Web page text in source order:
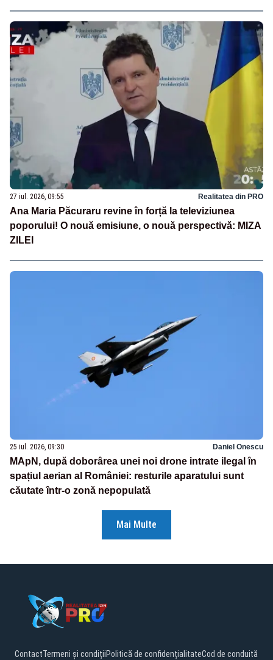
27 iul. 2026, 09:55 Realitatea din PRO
Ana Maria Păcuraru revine în forță la televiziunea
poporului! O nouă emisiune, o nouă perspectivă: MIZA
ZILEI
25 iul. 2026, 09:30 Daniel Onescu
MApN, după doborârea unei noi drone intrate ilegal în
spațiul aerian al României: resturile aparatului sunt
căutate într-o zonă nepopulată
Mai Multe
ContactTermeni și condițiiPolitică de confidențialitateCod de conduită